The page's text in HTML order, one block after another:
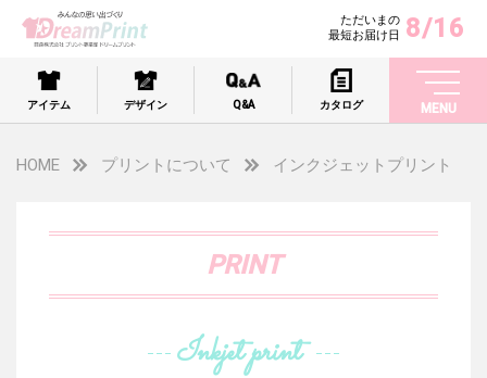
ただいまの
最短お届け日
8/16
アイテム デザイン Q&A カタログ MENU
HOME プリントについて インクジェットプリント
PRINT
Inkjet print